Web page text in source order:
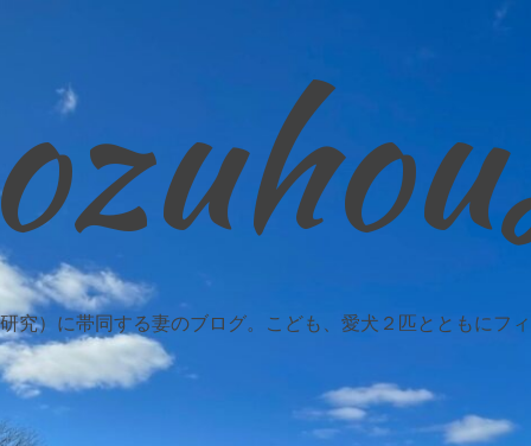
究）に帯同する妻のブログ。こども、愛犬２匹とともにフ